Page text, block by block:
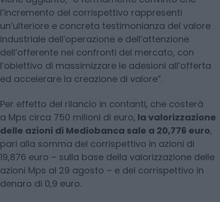
l’incremento del corrispettivo rappresenti
un’ulteriore e concreta testimonianza del valore
industriale dell’operazione e dell’attenzione
dell’offerente nei confronti del mercato, con
l’obiettivo di massimizzare le adesioni all’offerta
ed accelerare la creazione di valore”.
Per effetto del rilancio in contanti, che costerà
a Mps circa 750 milioni di euro, la valorizzazione
delle azioni di Mediobanca sale a 20,776 euro,
pari alla somma del corrispettivo in azioni di
19,876 euro – sulla base della valorizzazione delle
azioni Mps al 29 agosto – e del corrispettivo in
denaro di 0,9 euro.